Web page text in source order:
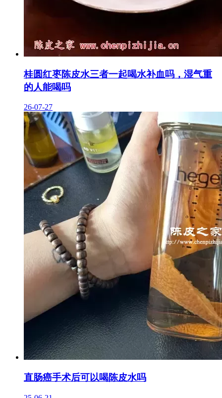
桂圆红枣陈皮水三者一起喝水补血吗，湿气重
的人能喝吗
26-07-27
直肠癌手术后可以喝陈皮水吗